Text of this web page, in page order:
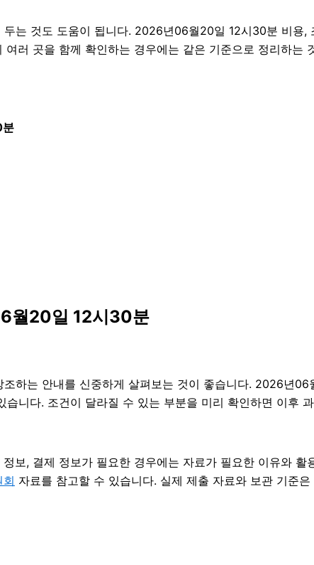
는 것도 도움이 됩니다. 2026년06월20일 12시30분 비용,
러 곳을 함께 확인하는 경우에는 같은 기준으로 정리하는
분
월20일 12시30분
하는 안내를 신중하게 살펴보는 것이 좋습니다. 2026년
니다. 조건이 달라질 수 있는 부분을 미리 확인하면 이후
보, 결제 정보가 필요한 경우에는 자료가 필요한 이유와
자료를 참고할 수 있습니다. 실제 제출 자료와 보관 기준